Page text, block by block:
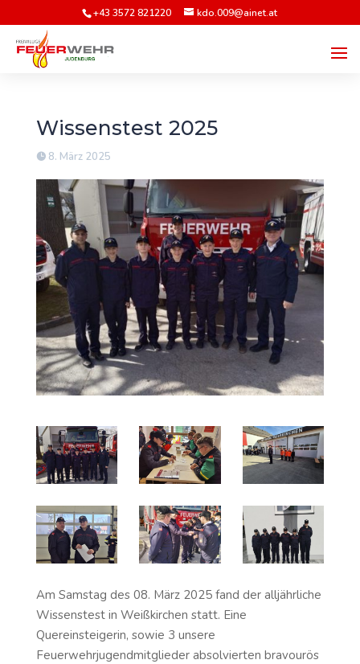
+43 3572 821220 kdo.009@ainet.at
Wissenstest 2025
8. März 2025
Am Samstag des 08. März 2025 fand der alljährliche
Wissenstest in Weißkirchen statt. Eine
Quereinsteigerin, sowie 3 unsere
Feuerwehrjugendmitglieder absolvierten bravourös